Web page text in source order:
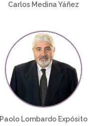
Carlos Medina Yáñez
Paolo Lombardo Expósito